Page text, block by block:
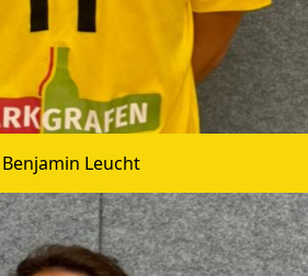
Benjamin Leucht